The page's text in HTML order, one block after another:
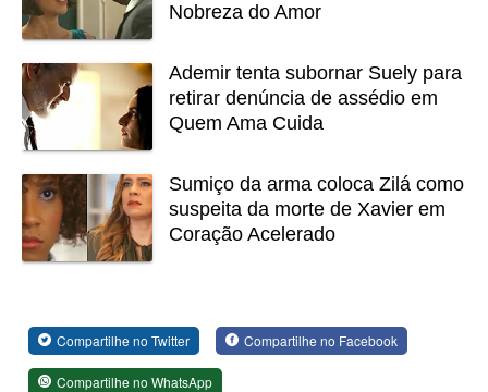
Nobreza do Amor
Ademir tenta subornar Suely para
retirar denúncia de assédio em
Quem Ama Cuida
Sumiço da arma coloca Zilá como
suspeita da morte de Xavier em
Coração Acelerado
Compartilhe no Twitter Compartilhe no Facebook
Compartilhe no WhatsApp